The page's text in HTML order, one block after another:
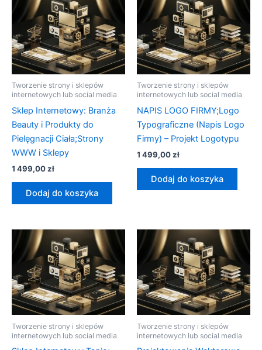
Tworzenie strony i sklepów
internetowych lub social media
Sklep Internetowy: Branża
Beauty i Produkty do
Pielęgnacji Ciała;Strony
WWW i Sklepy
1 499,00zł
Dodaj do koszyka
Tworzenie strony i sklepów
internetowych lub social media
NAPIS LOGO FIRMY;Logo
Typograficzne (Napis Logo
Firmy) – Projekt Logotypu
1 499,00zł
Dodaj do koszyka
Tworzenie strony i sklepów
internetowych lub social media
Tworzenie strony i sklepów
internetowych lub social media